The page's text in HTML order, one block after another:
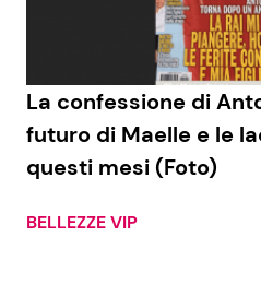
Privacy Policy
La confessione di
futuro di Maelle e le
questi mesi (Foto)
BELLEZZE VIP